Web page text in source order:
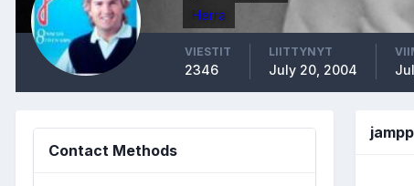
Herra
VIESTIT
2346
LIITTYNYT
July 20, 2004
Contact Methods